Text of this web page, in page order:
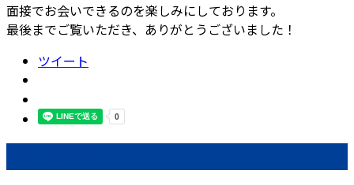
面接でお会いできるのを楽しみにしております。
最後までご覧いただき、ありがとうございました！
ツイート